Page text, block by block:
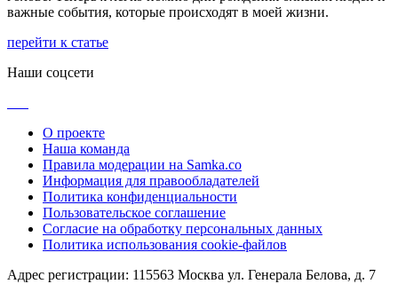
важные события, которые происходят в моей жизни.
перейти к статье
Наши соцсети
О проекте
Наша команда
Правила модерации на Samka.co
Информация для правообладателей
Политика конфиденциальности
Пользовательское соглашение
Согласие на обработку персональных данных
Политика использования cookie-файлов
Адрес регистрации: 115563 Москва ул. Генерала Белова, д. 7